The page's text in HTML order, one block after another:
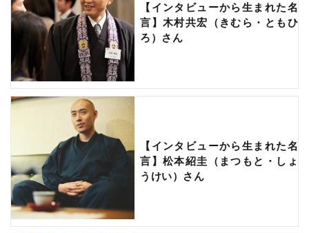
【インタビューから生まれた名
言】木村共宏（きむら・ともひ
ろ）さん
【インタビューから生まれた名
言】松本紹圭（まつもと・しょ
うけい）さん